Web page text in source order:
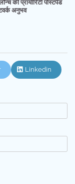
की प्रायोरिटी पोस्टपेड
अनुभव
Linkedin